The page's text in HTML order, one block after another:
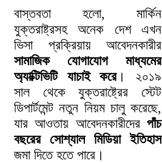
বাস্তবতা হলো, মার্কিন
যুক্তরাষ্ট্রসহ অনেক দেশ এখন
ভিসা প্রক্রিয়ায় আবেদনকারীর
সামাজিক যোগাযোগ মাধ্যমের
অ্যাক্টিভিটি যাচাই করে। ২০১৯
সাল থেকে যুক্তরাষ্ট্রের স্টেট
ডিপার্টমেন্ট নতুন নিয়ম চালু করেছে,
যার আওতায় আবেদনকারীদের পাঁচ
বছরের সোশ্যাল মিডিয়া ইতিহাস
জমা দিতে হতে পারে।